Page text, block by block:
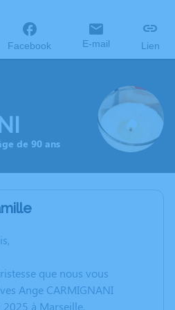
Facebook E-mail Lien
de 90 ans
que nous vous
Ange CARMIGNANI
à Marseille.